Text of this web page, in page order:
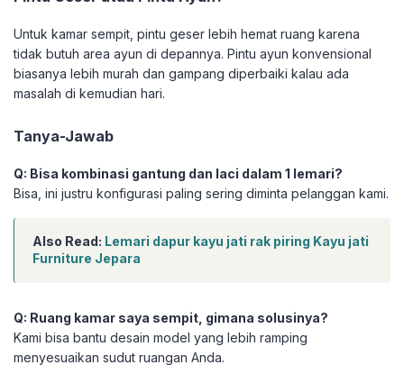
Untuk kamar sempit, pintu geser lebih hemat ruang karena
tidak butuh area ayun di depannya. Pintu ayun konvensional
biasanya lebih murah dan gampang diperbaiki kalau ada
masalah di kemudian hari.
Tanya-Jawab
Q: Bisa kombinasi gantung dan laci dalam 1 lemari?
Bisa, ini justru konfigurasi paling sering diminta pelanggan kami.
Also Read: Lemari dapur kayu jati rak piring Kayu jati
Furniture Jepara
Q: Ruang kamar saya sempit, gimana solusinya?
Kami bisa bantu desain model yang lebih ramping
menyesuaikan sudut ruangan Anda.